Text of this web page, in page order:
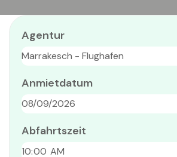
Agentur
Anmietdatum
Abfahrtszeit